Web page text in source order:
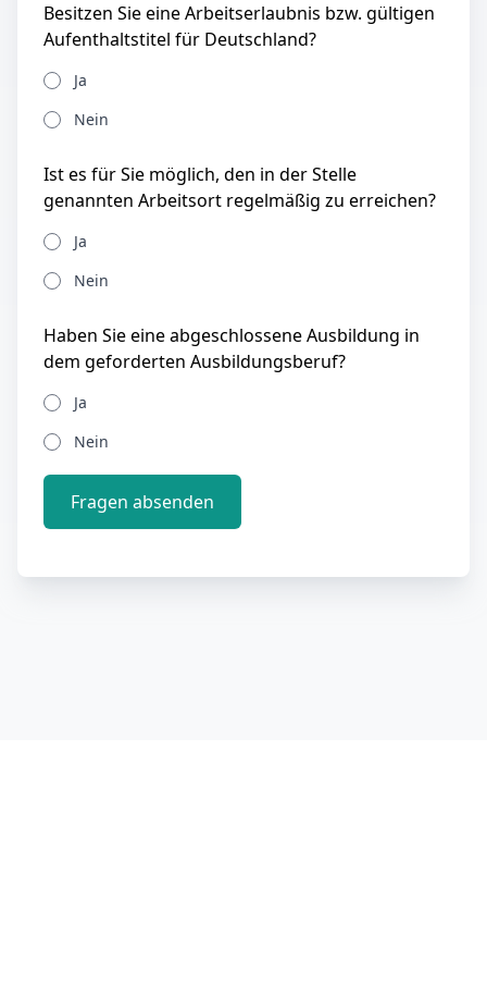
Besitzen Sie eine Arbeitserlaubnis bzw. gültigen
Aufenthaltstitel für Deutschland?
Ja
Nein
Ist es für Sie möglich, den in der Stelle
genannten Arbeitsort regelmäßig zu erreichen?
Ja
Nein
Haben Sie eine abgeschlossene Ausbildung in
dem geforderten Ausbildungsberuf?
Ja
Nein
Fragen absenden